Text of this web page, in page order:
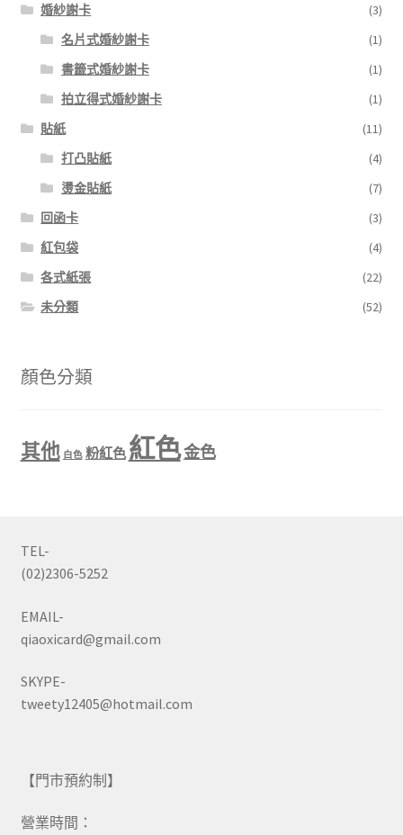
婚紗謝卡
(3)
名片式婚紗謝卡
(1)
書籤式婚紗謝卡
(1)
拍立得式婚紗謝卡
(1)
貼紙
(11)
打凸貼紙
(4)
燙金貼紙
(7)
回函卡
(3)
紅包袋
(4)
各式紙張
(22)
未分類
(52)
顏色分類
其他 白色 粉紅色 紅色金色
TEL-
(02)2306-5252
EMAIL-
qiaoxicard@gmail.com
SKYPE-
tweety12405@hotmail.com
【門市預約制】
營業時間：